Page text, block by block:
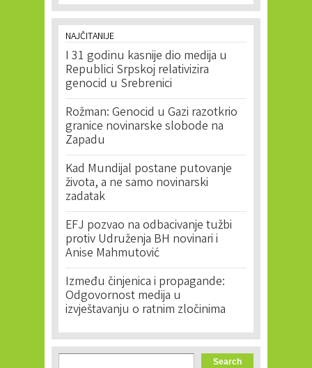
NAJČITANIJE
I 31 godinu kasnije dio medija u
Republici Srpskoj relativizira
genocid u Srebrenici
Rožman: Genocid u Gazi razotkrio
granice novinarske slobode na
Zapadu
Kad Mundijal postane putovanje
života, a ne samo novinarski
zadatak
EFJ pozvao na odbacivanje tužbi
protiv Udruženja BH novinari i
Anise Mahmutović
Između činjenica i propagande:
Odgovornost medija u
izvještavanju o ratnim zločinima
Search